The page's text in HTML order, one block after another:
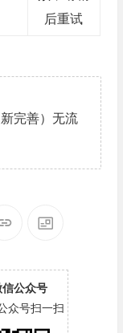
后重试
完善）无流
公众号
众号扫一扫